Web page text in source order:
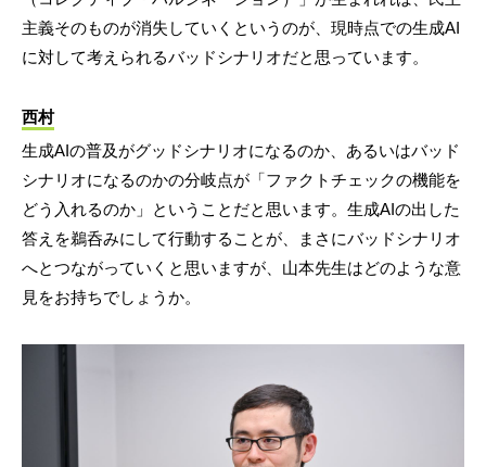
主義そのものが消失していくというのが、現時点での生成AI
に対して考えられるバッドシナリオだと思っています。
西村
生成AIの普及がグッドシナリオになるのか、あるいはバッド
シナリオになるのかの分岐点が「ファクトチェックの機能を
どう入れるのか」ということだと思います。生成AIの出した
答えを鵜呑みにして行動することが、まさにバッドシナリオ
へとつながっていくと思いますが、山本先生はどのような意
見をお持ちでしょうか。